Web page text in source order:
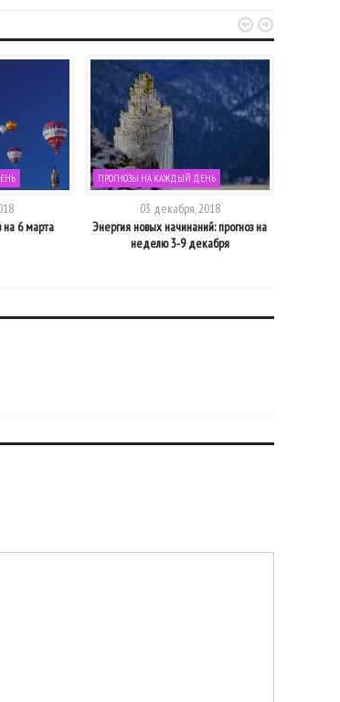
на 6 марта
ПРОГНОЗЫ НА КАЖДЫЙ ДЕНЬ
03 декабря, 2018
Энергия новых начинаний: прогноз на
неделю 3-9 декабря
 